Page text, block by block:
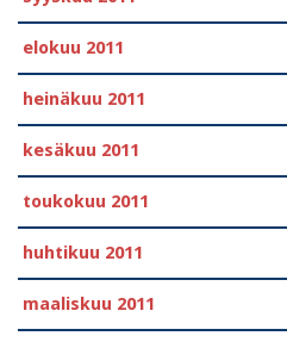
elokuu 2011
heinäkuu 2011
kesäkuu 2011
toukokuu 2011
huhtikuu 2011
maaliskuu 2011